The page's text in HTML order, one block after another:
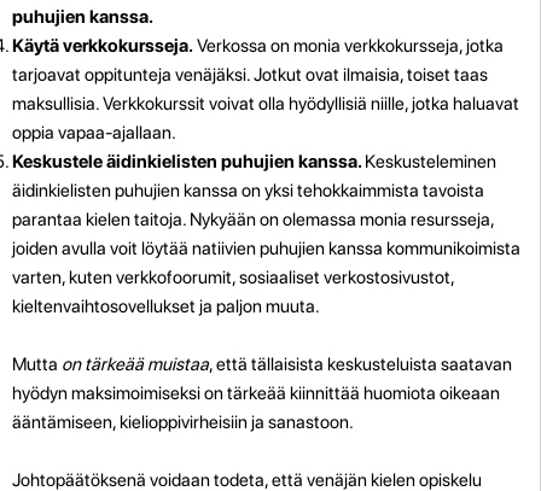
puhujien kanssa.
Käytä verkkokursseja.Verkossa on monia verkkokursseja, jotka
tarjoavat oppitunteja venäjäksi. Jotkut ovat ilmaisia, toiset taas
maksullisia. Verkkokurssit voivat olla hyödyllisiä niille, jotka haluavat
oppia vapaa-ajallaan.
Keskustele äidinkielisten puhujien kanssa.Keskusteleminen
äidinkielisten puhujien kanssa on yksi tehokkaimmista tavoista
parantaa kielen taitoja. Nykyään on olemassa monia resursseja,
joiden avulla voit löytää natiivien puhujien kanssa kommunikoimista
varten, kuten verkkofoorumit, sosiaaliset verkostosivustot,
kieltenvaihtosovellukset ja paljon muuta.
Mutta on tärkeää muistaa, että tällaisista keskusteluista saatavan
hyödyn maksimoimiseksi on tärkeää kiinnittää huomiota oikeaan
ääntämiseen, kielioppivirheisiin ja sanastoon.
Johtopäätöksenä voidaan todeta, että venäjän kielen opiskelu